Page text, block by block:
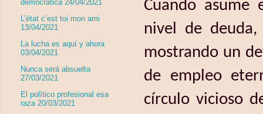
Cuando
nivel de
mostrando un
de empleo
círculo vicioso
democrática 24/04/2021
L’état c’est toi mon ami
13/04/2021
La lucha es aquí y ahora
03/04/2021
Nunca será absuelta
27/03/2021
El político profesional esa
raza 20/03/2021